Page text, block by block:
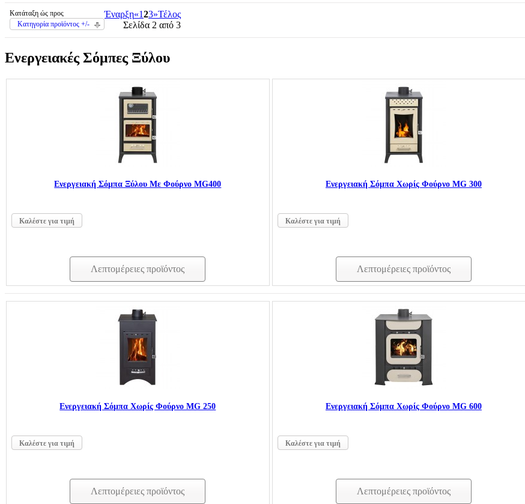
Κατάταξη ώς προς
Κατηγορία προϊόντος +/-
Έναρξη«123»Τέλος
Σελίδα 2 από 3
Ενεργειακές Σόμπες Ξύλου
Ενεργειακή Σόμπα Ξύλου Με Φούρνο MG400
Καλέστε για τιμή
Λεπτομέρειες προϊόντος
Ενεργειακή Σόμπα Χωρίς Φούρνο MG 300
Καλέστε για τιμή
Λεπτομέρειες προϊόντος
Ενεργειακή Σόμπα Χωρίς Φούρνο MG 250
Καλέστε για τιμή
Λεπτομέρειες προϊόντος
Ενεργειακή Σόμπα Χωρίς Φούρνο MG 600
Καλέστε για τιμή
Λεπτομέρειες προϊόντος